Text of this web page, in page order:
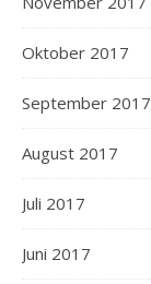
Oktober 2017
September 2017
August 2017
Juli 2017
Juni 2017